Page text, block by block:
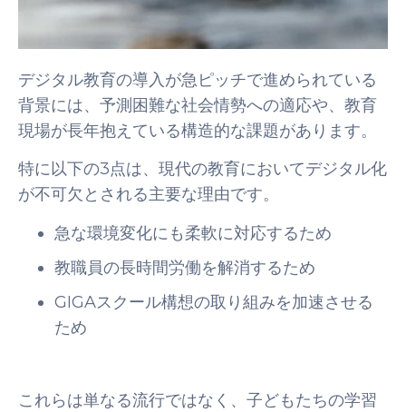
デジタル教育の導入が急ピッチで進められている
背景には、予測困難な社会情勢への適応や、教育
現場が長年抱えている構造的な課題があります。
特に以下の3点は、現代の教育においてデジタル化
が不可欠とされる主要な理由です。
急な環境変化にも柔軟に対応するため
教職員の長時間労働を解消するため
GIGAスクール構想の取り組みを加速させる
ため
これらは単なる流行ではなく、子どもたちの学習